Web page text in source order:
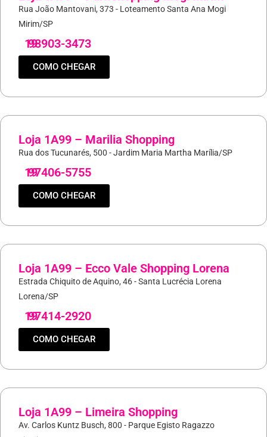
Rua João Mantovani, 373 - Loteamento Santa Ana Mogi
Mirim/SP
19
98903-3473
COMO CHEGAR
Loja 1A99 – Marilia Shopping
Rua dos Tucunarés, 500 - Jardim Maria Martha Marília/SP
19
97406-5755
COMO CHEGAR
Loja 1A99 – Ecco Vale Shopping Lorena
Estrada Chiquito de Aquino, 46 - Santa Lucrécia Lorena
Lorena/SP
19
97414-2920
COMO CHEGAR
Loja 1A99 – Limeira Shopping
Av. Carlos Kuntz Busch, 800 - Parque Egisto Ragazzo